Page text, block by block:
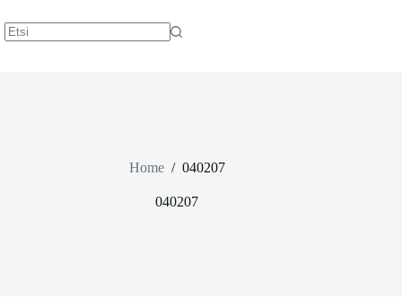
Home / 040207
040207